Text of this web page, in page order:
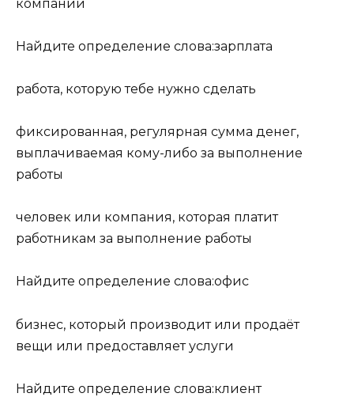
компании
Найдите определение слова:зарплата
работа, которую тебе нужно сделать
фиксированная, регулярная сумма денег,
выплачиваемая кому-либо за выполнение
работы
человек или компания, которая платит
работникам за выполнение работы
Найдите определение слова:офис
бизнес, который производит или продаёт
вещи или предоставляет услуги
Найдите определение слова:клиент